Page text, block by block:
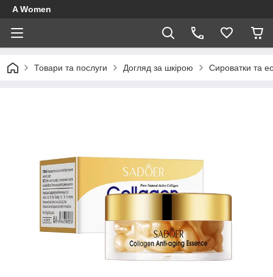
A Women
Товари та послуги Догляд за шкірою Сироватки та